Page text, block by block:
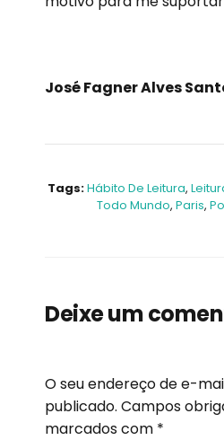
José Fagner Alves
Tags:Hábito De Leitura,
Todo Mundo, Paris,
Deixe um
O seu endereço de e-
publicado. Campos
marcados com *